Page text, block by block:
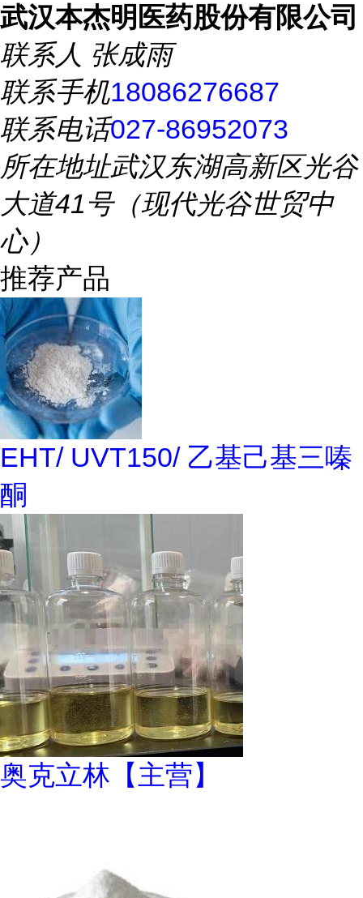
武汉本杰明医药股份有限公司
联系人 张成雨
联系手机18086276687
联系电话027-86952073
所在地址武汉东湖高新区光谷
大道41号（现代光谷世贸中
心）
推荐产品
EHT/ UVT150/ 乙基己基三嗪
酮
奥克立林【主营】